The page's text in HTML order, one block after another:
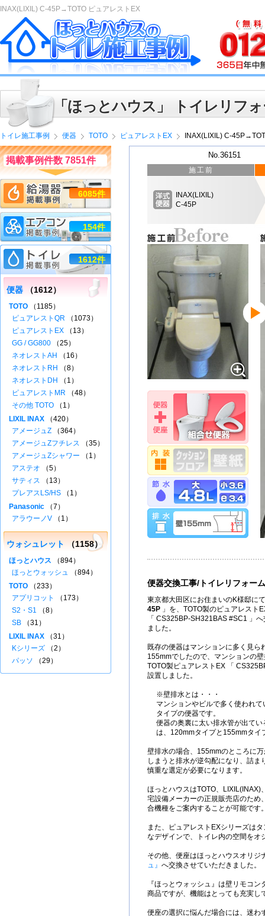
INAX(LIXIL) C-45P→TOTO ピュアレストEX
「ほっとハウス」 トイレリフ
トイレ施工事例 便器 TOTO ピュアレストEX INAX(LIXIL) C-
No.36151
施工前
INAX(LIXIL)
C-45P
便器交換工事/トイレリフォーム
東京都大田区にお住まいのK様邸に
45P 」を、TOTO製のピュアレスト
「 CS325BP-SH321BAS #SC1 」
ました。
既存の便器はマンションに多く見ら
155mmでしたので、マンションの
TOTO製ピュアレストEX 「
設置しました。
※壁排水とは・・・
マンションやビルで多く使われ
タイプの便器です。
便器の奥裏に太い排水管が出て
は、120mmタイプと155mmタイ
壁排水の場合、155mmのところに
しまうと排水が逆勾配になり、詰ま
慎重な選定が必要になります。
ほっとハウスはTOTO、LIXIL(INAX)
宅設備メーカーの正規販売店のため
合機種をご案内することが可能です
また、ピュアレストEXシリーズは
なデザインで、トイレ内の空間をオ
その他、便座はほっとハウスオリジ
ュ』 へ交換させていただきました。
『ほっとウォッシュ』は壁リモコ
商品ですが、機能はとっても充実し
便座の選択に悩んだ場合には、迷わ
掲載事例件数 7851件
6085件
154件
1612件
便器 （1612）
TOTO （1185）
ピュアレストQR （1073）
ピュアレストEX （13）
GG / GG800 （25）
ネオレストAH
（16）
ネオレストRH
（8）
ネオレストDH
（1）
ピュアレストMR （48）
その他 TOTO （1）
LIXIL INAX （420）
アメージュZ （364）
アメージュZフチレス （35）
アメージュZシャワー （1）
アステオ （5）
サティス （13）
プレアスLS/HS （1）
Panasonic （7）
アラウーノV （1）
ウォシュレット （1158）
ほっとハウス （894）
ほっとウォッシュ （894）
TOTO （233）
アプリコット
（173）
S2・S1 （8）
SB （31）
LIXIL INAX （31）
Kシリーズ （2）
パッソ （29）